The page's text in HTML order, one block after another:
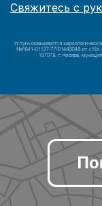
Свяжитесь с